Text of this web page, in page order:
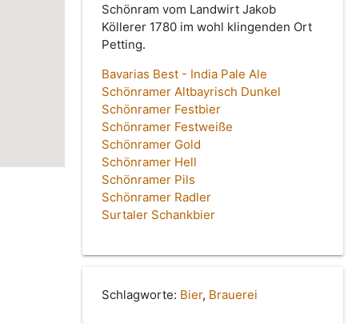
Schönram vom Landwirt Jakob
Köllerer 1780 im wohl klingenden Ort
Petting.
Bavarias Best - India Pale Ale
Schönramer Altbayrisch Dunkel
Schönramer Festbier
Schönramer Festweiße
Schönramer Gold
Schönramer Hell
Schönramer Pils
Schönramer Radler
Surtaler Schankbier
Schlagworte: Bier, Brauerei